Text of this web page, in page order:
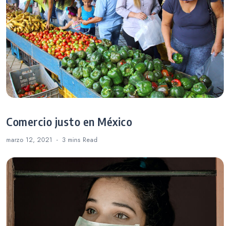
Comercio justo en México
marzo 12, 2021 3 mins Read